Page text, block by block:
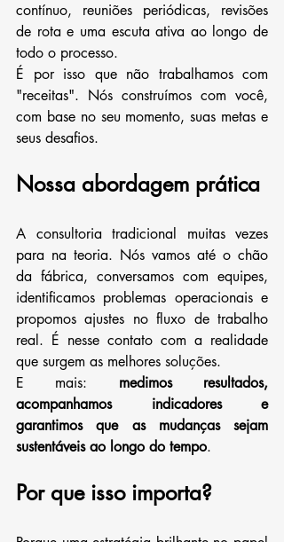
contínuo, reuniões periódicas, revisões
de rota e uma escuta ativa ao longo de
todo o processo.
É por isso que não trabalhamos com
"receitas". Nós construímos com você,
com base no seu momento, suas metas e
seus desafios.
Nossa abordagem prática
A consultoria tradicional muitas vezes
para na teoria. Nós vamos até o chão
da fábrica, conversamos com equipes,
identificamos problemas operacionais e
propomos ajustes no fluxo de trabalho
real. É nesse contato com a realidade
que surgem as melhores soluções.
E mais: medimos resultados,
acompanhamos indicadores e
garantimos que as mudanças sejam
sustentáveis ao longo do tempo.
Por que isso importa?